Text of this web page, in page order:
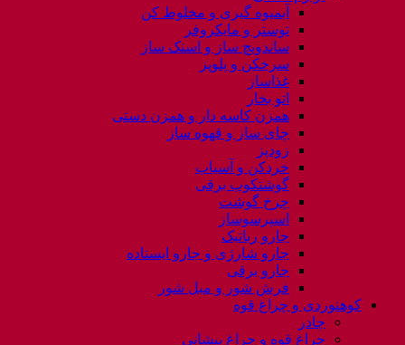
آبمیوه گیری و مخلوط کن
توستر و مایکروفر
ساندویچ ساز و اسنک ساز
سرخکن و پلوپز
غذاساز
اتو بخار
همزن کاسه دار و همزن دستی
چای ساز و قهوه ساز
زودپز
خردکن و آسیاب
گوشتکوب برقی
چرخ گوشت
اسپرسوساز
جارو رباتیک
جارو شارژی و جارو ایستاده
جارو برقی
فرش شور و مبل شور
کوهنوردی و چراغ قوه
چادر
چراغ قوه و چراغ پیشانی